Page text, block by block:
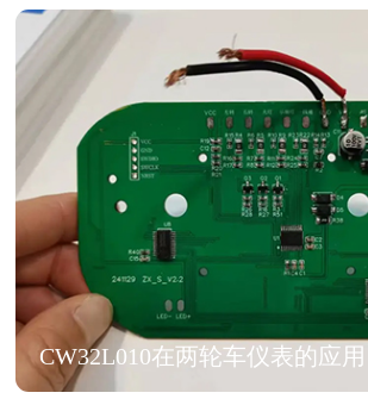
CW32L010在两轮车仪表的应用